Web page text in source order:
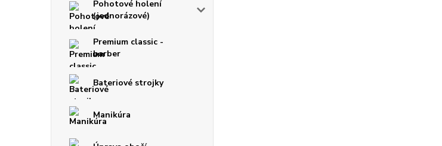
Pohotové holení
(jednorázové)
Premium classic -
barber
Bateriové strojky
Manikúra